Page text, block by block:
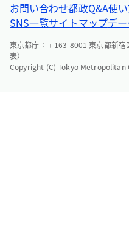
お問い合わせ都政Q&A使
SNS一覧サイトマップデ
東京都庁：〒163-8001 東京都新
表）
Copyright (C) Tokyo Metropolitan